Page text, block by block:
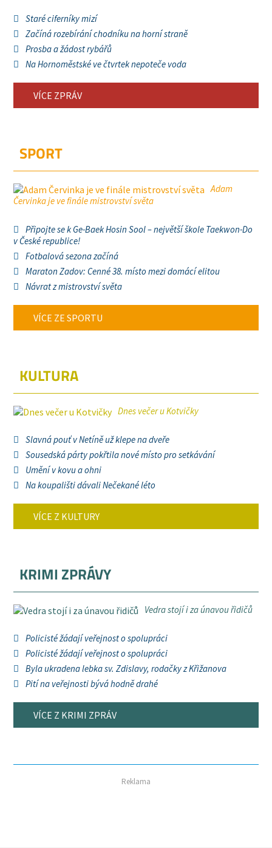
Staré ciferníky mizí
Začíná rozebírání chodníku na horní straně
Prosba a žádost rybářů
Na Hornoměstské ve čtvrtek nepoteče voda
VÍCE ZPRÁV
SPORT
Adam
Červinka je ve finále mistrovství světa
Připojte se k Ge-Baek Hosin Sool – největší škole Taekwon-Do
v České republice!
Fotbalová sezona začíná
Maraton Zadov: Cenné 38. místo mezi domácí elitou
Návrat z mistrovství světa
VÍCE ZE SPORTU
KULTURA
Dnes večer u Kotvičky
Slavná pouť v Netíně už klepe na dveře
Sousedská párty pokřtila nové místo pro setkávání
Umění v kovu a ohni
Na koupališti dávali Nečekané léto
VÍCE Z KULTURY
KRIMI ZPRÁVY
Vedra stojí i za únavou řidičů
Policisté žádají veřejnost o spolupráci
Policisté žádají veřejnost o spolupráci
Byla ukradena lebka sv. Zdislavy, rodačky z Křižanova
Pití na veřejnosti bývá hodně drahé
VÍCE Z KRIMI ZPRÁV
Reklama